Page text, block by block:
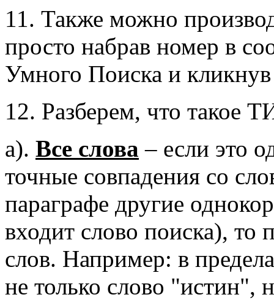
11. Также можно
просто набрав номер в
Умного Поиска и
12. Разберем, что такое
a). Все слова – если это
точные совпадения со
параграфе другие
входит слово поиска), то
слов. Например: в
не только слово